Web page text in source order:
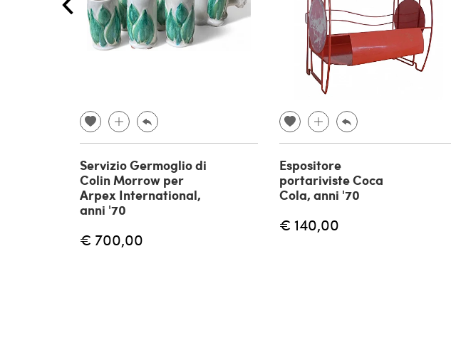
Servizio Germoglio di
Colin Morrow per
Arpex International,
anni '70
€ 700,00
Espositore
portariviste Coca
Cola, anni '70
€ 140,00